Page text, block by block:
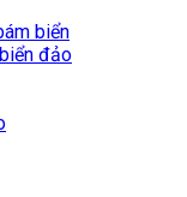
biển
đảo